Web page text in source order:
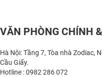
VĂN PHÒNG CHÍNH
Hà Nội: Tầng 7, Tòa nhà Zodiac,
Cầu Giấy.
Hotline : 0982 286 072